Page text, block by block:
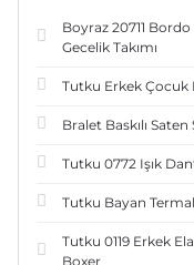
Boyraz 20711
Gecelik Takımı
Tutku Erkek Çocuk
Bralet Baskılı
Tutku 0772 Işık
Tutku Bayan
Tutku 0119 Erkek
Boxer